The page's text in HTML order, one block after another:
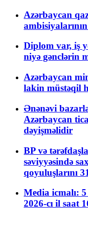
Azərbaycan
Diplom var, iş
niyə gənclərin
Azərbaycan
lakin müstəqil
Ənənəvi
Azərbaycan
dəyişməlidir
BP və
səviyyəsində
qoyuluşlarını
Media icmalı:
2026-cı il saat